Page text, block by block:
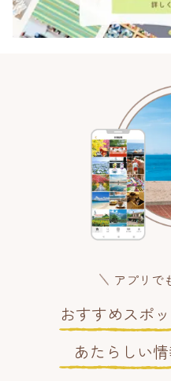
アプリで
おすすめスポ
あたらしい